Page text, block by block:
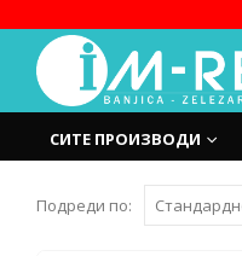
СИТЕ ПРОИЗВОДИ
Подреди по: